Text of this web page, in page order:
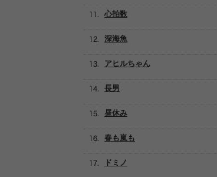
心拍数
深海魚
アヒルちゃん
長男
昼休み
春も嵐も
ドミノ